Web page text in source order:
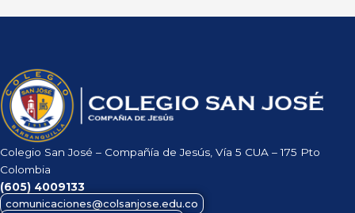
Colegio San José – Compañía de Jesús, Vía 5 CUA – 175 Pto
Colombia
(605) 4009133
comunicaciones@colsanjose.edu.co